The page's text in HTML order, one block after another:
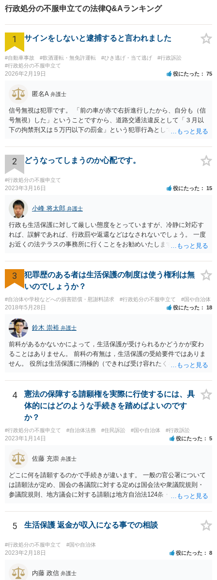
行政処分の不服申立ての法律Q&Aランキング
1 サインをしないと逮捕すると言われました
#自動車事故 #飲酒運転・無免許運転 #ひき逃げ・当て逃げ
#行政訴訟
#行政処分の不服申立て
2026年2月19日 役にたった 75
匿名A 弁護士
信号無視は犯罪です。 「前の車が赤で右折進行したから、自分も（信
号無視）した」ということですから、道路交通法違反として「３月以
下の拘禁刑又は５万円以下の罰金」という犯罪行為として処罰される
ようとしまいと現行犯逮捕できるわけです。 そこを、「サインをしな
いと逮捕する」というのは、「現行犯逮捕して刑事処分（罰金でも前
科になる）にできるが、認めてサインすれば反則処理（何千円程度の
反則金があっても前科にならない）ですませてあげる」という意味で
す。 あなたはこの警察官を非難するのではなく、感謝すべきというこ
とです。 警察官の「こんな事を言うのだったら免許証返した方がい
い」との発言ですが、実際「前の車が赤で右折進行したから、自分も
（信号無視）した」というあなたと同じ考えの人が運転をしている公
道は、きちんと交通ルールを守っている人や歩行者らにとってとても
危険なものであり怖いので、そのような人には是非とも運転免許を返
納してほしいと思うのが社会の大勢です。 実際「交通違反を繰り返せ
しろ今回を苦い薬（良い教訓）として反省し、次回から「前の車は赤
で右折進行したけど、自分は右折進行を思いとどまった」と交通ルー
2 どうなってしまうのか心配です。
#行政処分の不服申立て
2023年3月16日 役にたった 15
小峰 将太郎 弁護士
行政も生活保護に対して厳しい態度をとっていますが、冷静に対応す
れば、誤解であれば、行政罰や返還などはなされないでしょう。 一度
お近くの法テラスの事務所に行くことをお勧めいたします。
3
犯罪歴のある者は生活保護の制度は使う権利は無
いのでしょうか？
#自治体や学校などへの損害賠償・慰謝料請求 #行政処分の不服申立て #国や自治体
2018年5月28日 役にたった 18
鈴木 崇裕 弁護士
前科があるかないかによって，生活保護が受けられるかどうかが変わ
ることはありません。 前科の有無は，生活保護の受給要件ではありま
せん。 役所は生活保護に消極的（できれば受け容れたくない）な姿勢
と説明しましょう。
4
憲法の保障する請願権を実際に行使するには、具
体的にはどのような手続きを踏めばよいのです
か？
#行政処分の不服申立て #自治体法務 #住民訴訟 #国や自治体 #行政訴訟
2023年1月14日 役にたった 5
佐藤 充崇 弁護士
どこに何を請願するのかで手続きが違います。 一般の官公署について
は請願法が定め、国会の各議院に対する定めは国会法や衆議院規則・
参議院規則、地方議会に対する請願は地方自治法124条・125条が定め
スムースかと思います。
5 生活保護 返金が収入になる事での相談
#行政処分の不服申立て #国や自治体
2023年2月18日 役にたった 8
内藤 政信 弁護士